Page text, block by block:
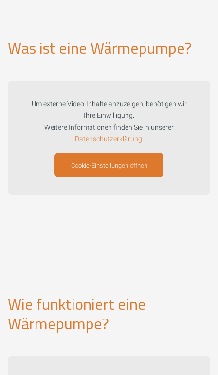
Was ist eine Wärmepumpe?
Um externe Video-Inhalte anzuzeigen, benötigen wir
Ihre Einwilligung.
Weitere Informationen finden Sie in unserer
Datenschutzerklärung.
Cookie-Einstellungen öffnen
Wie funktioniert eine
Wärmepumpe?